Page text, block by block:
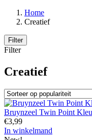
Home
Creatief
Filter
Filter
Creatief
Bruynzeel Twin Point
€3,99
In winkelmand